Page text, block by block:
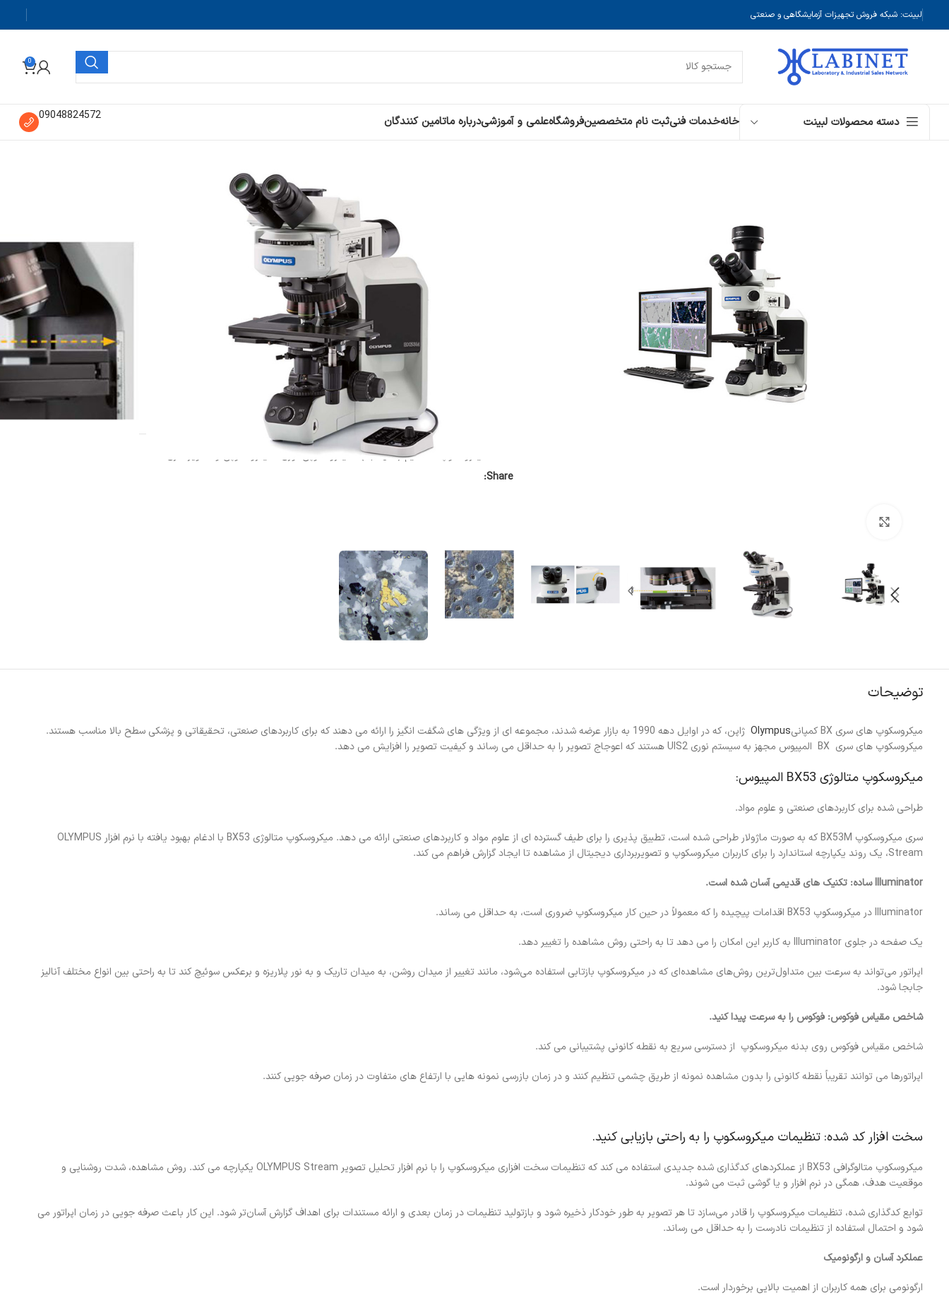
لبینت: شبکه فروش تجهیزات آزمایشگاهی و صنعتی
0
دسته محصولات لبینت خانهخدمات فنیثبت نام متخصصینفروشگاهعلمی و آموزشیدرباره ماتامین کنندگان 09048824572
میکروسکوپی نوری
میکروسکوپ مستقیم (Upright)
میکروسکوپ متالورژی BX53 المپیوس
ثبت سفارش کالا
میکروسکوپ مستقیم (Upright) , میکروسکوپی نوری
Share:
توضیحات
میکروسکوپ های سری BX کمپانی Olympus
ژاپن، که در اوایل دهه 1990 به بازار عرضه شدند، مجموعه ای از ویژگی های شگفت انگیز را ارائه می دهند که برای کاربردهای صنعتی، تحقیقاتی و پزشکی سطح بالا مناسب هستند.
میکروسکوپ های سری BX المپیوس مجهز به سیستم نوری UIS2 هستند که اعوجاج تصویر را به حداقل می رساند و کیفیت تصویر را افزایش می دهد.
میکروسکوپ متالوژی BX53 المپیوس:
طراحی شده برای کاربردهای صنعتی و علوم مواد.
سری میکروسکوپ BX53M که به صورت ماژولار طراحی شده است، تطبیق پذیری را برای طیف گسترده ای از علوم مواد و کاربردهای صنعتی ارائه می دهد. میکروسکوپ متالوژی BX53 با ادغام بهبود یافته با نرم افزار OLYMPUS
Stream، یک روند یکپارچه استاندارد را برای کاربران میکروسکوپ و تصویربرداری دیجیتال از مشاهده تا ایجاد گزارش فراهم می کند.
Illuminatorساده: تکنیک های قدیمی آسان شده است.
Illuminator در میکروسکوپ BX53 اقدامات پیچیده را که معمولاً در حین کار میکروسکوپ ضروری است، به حداقل می رساند.
یک صفحه در جلوی Illuminator به کاربر این امکان را می دهد تا به راحتی روش مشاهده را تغییر دهد.
اپراتور می‌تواند به سرعت بین متداول‌ترین روش‌های مشاهده‌ای که در میکروسکوپ بازتابی استفاده می‌شود، مانند تغییر از میدان روشن، به میدان تاریک و به نور پلاریزه و برعکس سوئیچ کند تا به راحتی بین انواع مختلف آنالیز
جابجا شود.
شاخص مقیاس فوکوس: فوکوس را به سرعت پیدا کنید.
شاخص مقیاس فوکوس روی بدنه میکروسکوپ از دسترسی سریع به نقطه کانونی پشتیبانی می کند.
اپراتورها می توانند تقریباً نقطه کانونی را بدون مشاهده نمونه از طریق چشمی تنظیم کنند و در زمان بازرسی نمونه هایی با ارتفاع های متفاوت در زمان صرفه جویی کنند.
سخت افزار کد شده: تنظیمات میکروسکوپ را به راحتی بازیابی کنید.
میکروسکوپ متالوگرافی BX53 از عملکردهای کدگذاری شده جدیدی استفاده می کند که تنظیمات سخت افزاری میکروسکوپ را با نرم افزار تحلیل تصویر OLYMPUS Stream یکپارچه می کند. روش مشاهده، شدت روشنایی و
موقعیت هدف، همگی در نرم افزار و یا گوشی ثبت می شوند.
توابع کدگذاری شده، تنظیمات میکروسکوپ را قادر می‌سازد تا هر تصویر به ‌طور خودکار ذخیره شود و بازتولید تنظیمات در زمان بعدی و ارائه مستندات برای اهداف گزارش آسان‌تر شود. این کار باعث صرفه جویی در زمان اپراتور می
شود و احتمال استفاده از تنظیمات نادرست را به حداقل می رساند.
عملکرد آسان و ارگونومیک
ارگونومی برای همه کاربران از اهمیت بالایی برخوردار است.